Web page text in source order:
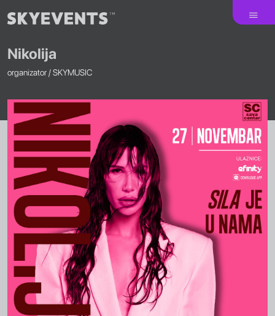
Nikolija
organizator /SKYMUSIC